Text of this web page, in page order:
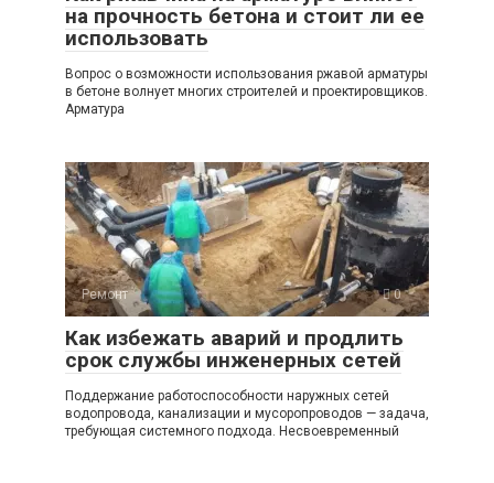
на прочность бетона и стоит ли ее
использовать
Вопрос о возможности использования ржавой арматуры
в бетоне волнует многих строителей и проектировщиков.
Арматура
Ремонт 0
Как избежать аварий и продлить
срок службы инженерных сетей
Поддержание работоспособности наружных сетей
водопровода, канализации и мусоропроводов — задача,
требующая системного подхода. Несвоевременный